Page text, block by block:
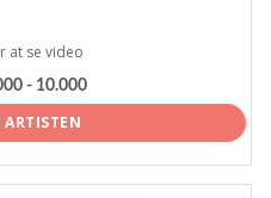
at se video
- 10.000